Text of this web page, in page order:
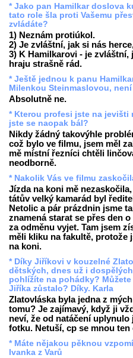
* Jako pan Hamilkar doslova
tato role šla proti Vašemu
zvládáte?
1) Neznám protiúkol.
2) Je zvláštní, jak si nás
3) K Hamilkarovi - je zvláštní,
hraju strašně rád.
* Ještě jednou k panu
Milenkou Steinmaslovou,
Absolutně ne.
* Kterou profesi jste na jevišti
jste se naopak bál?
Nikdy žádný takovýhle
což bylo ve filmu, jsem měl
mě místní řezníci chtěli
neodborně.
* Nakolik Vás ve filmu
Jízda na koni mě
tátův velký kamarád byl
Netolic a pár prázdnin jsme
znamená starat se přes den
za odměnu vyjet. Tam jsem
měli kliku na fakultě, protože
na koni.
* Díky Jiříkovi v kouzelné
dětských, dnes už i
pohlížíte na pohádky?
Jiříka zůstalo? Díky. Karla
Zlatovláska byla jedna z
tomu? Je zajímavý, když ji
neví, že od natáčení
fotku. Netuší, cp se mnou ten
* Máte nějakou pěknou
Ivanka z Varů